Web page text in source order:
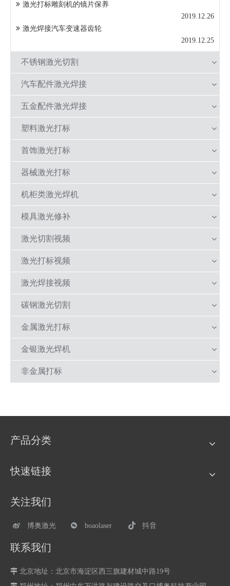
激光打标雕刻机的镜片保养
2019.12.26
激光焊接汽车变速器齿轮
2019.12.25
不锈钢激光切割
汽车配件激光焊接
五金配件激光焊接
塑料激光打标
首饰激光打标
器械激光打标
机柜类激光焊机
模具激光修补
激光切割视频
激光打标视频
激光焊接视频
碳钢激光切割
金属激光打标
金银激光焊机
非金属打标
产品分类
快速链接
关注我们
博奥激光 boaolaser 抖音
联系我们
 北京地址：北京市海淀区西三旗建材城中路19号